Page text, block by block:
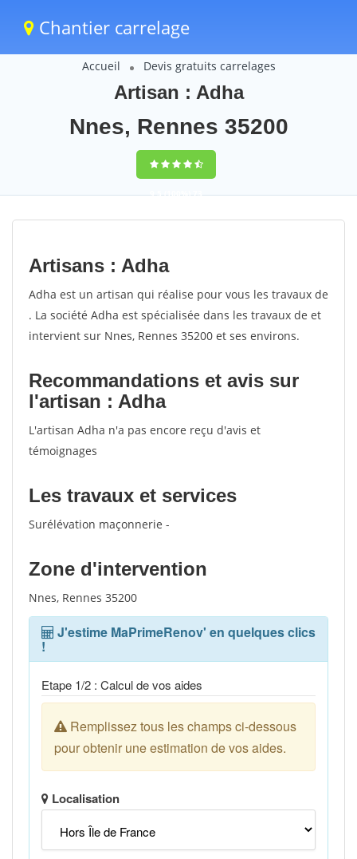
Chantier carrelage
Accueil Devis gratuits carrelages
Artisan : Adha
Nnes, Rennes 35200
9,5(100%)73
votes
Artisans : Adha
Adha est un artisan qui réalise pour vous les travaux de
. La société Adha est spécialisée dans les travaux de et
intervient sur Nnes, Rennes 35200 et ses environs.
Recommandations et avis sur
l'artisan : Adha
L'artisan Adha n'a pas encore reçu d'avis et
témoignages
Les travaux et services
Surélévation maçonnerie -
Zone d'intervention
Nnes, Rennes 35200